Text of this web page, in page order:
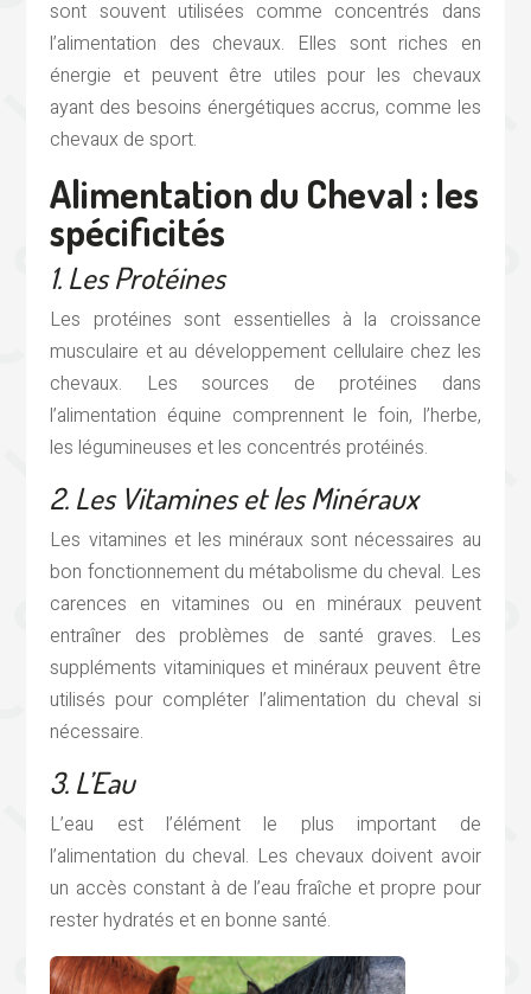
sont souvent utilisées comme concentrés dans
l’alimentation des chevaux. Elles sont riches en
énergie et peuvent être utiles pour les chevaux
ayant des besoins énergétiques accrus, comme les
chevaux de sport.
Alimentation du Cheval : les
spécificités
1. Les Protéines
Les protéines sont essentielles à la croissance
musculaire et au développement cellulaire chez les
chevaux. Les sources de protéines dans
l’alimentation équine comprennent le foin, l’herbe,
les légumineuses et les concentrés protéinés.
2. Les Vitamines et les Minéraux
Les vitamines et les minéraux sont nécessaires au
bon fonctionnement du métabolisme du cheval. Les
carences en vitamines ou en minéraux peuvent
entraîner des problèmes de santé graves. Les
suppléments vitaminiques et minéraux peuvent être
utilisés pour compléter l’alimentation du cheval si
nécessaire.
3. L’Eau
L’eau est l’élément le plus important de
l’alimentation du cheval. Les chevaux doivent avoir
un accès constant à de l’eau fraîche et propre pour
rester hydratés et en bonne santé.